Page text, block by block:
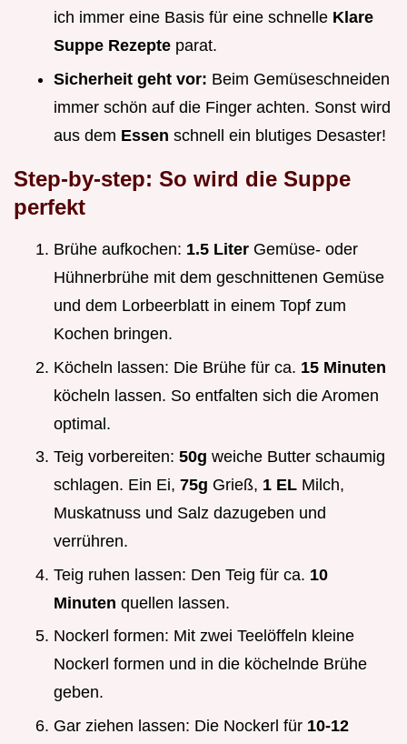
ich immer eine Basis für eine schnelle Klare
Suppe Rezepte parat.
Sicherheit geht vor: Beim Gemüseschneiden
immer schön auf die Finger achten. Sonst wird
aus dem Essen schnell ein blutiges Desaster!
Step-by-step: So wird die Suppe
perfekt
Brühe aufkochen: 1.5 Liter Gemüse- oder
Hühnerbrühe mit dem geschnittenen Gemüse
und dem Lorbeerblatt in einem Topf zum
Kochen bringen.
Köcheln lassen: Die Brühe für ca. 15 Minuten
köcheln lassen. So entfalten sich die Aromen
optimal.
Teig vorbereiten: 50g weiche Butter schaumig
schlagen. Ein Ei, 75g Grieß, 1 EL Milch,
Muskatnuss und Salz dazugeben und
verrühren.
Teig ruhen lassen: Den Teig für ca. 10
Minuten quellen lassen.
Nockerl formen: Mit zwei Teelöffeln kleine
Nockerl formen und in die köchelnde Brühe
geben.
Gar ziehen lassen: Die Nockerl für 10-12